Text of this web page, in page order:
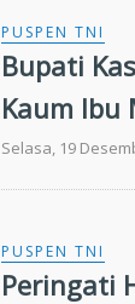
PUSPEN TNI
Bupati
Kaum Ibu
Juang
Bermasa
Selasa, 19
PUSPEN TNI
Peringati